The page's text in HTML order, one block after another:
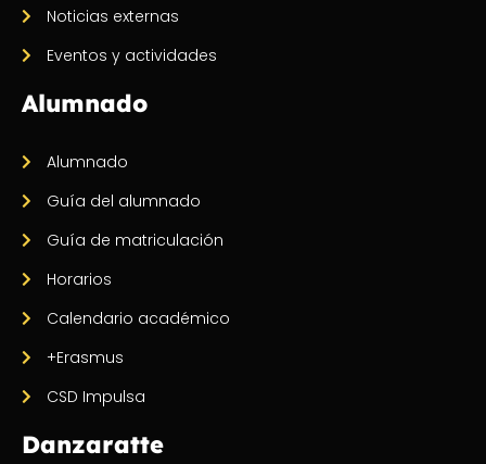
Noticias externas
Eventos y actividades
Alumnado
Alumnado
Guía del alumnado
Guía de matriculación
Horarios
Calendario académico
+Erasmus
CSD Impulsa
Danzaratte